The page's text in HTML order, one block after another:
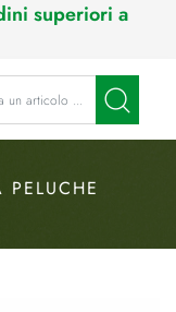
superiori a
di un filtro
PELUCHE